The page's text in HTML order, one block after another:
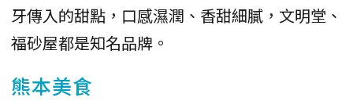
牙傳入的甜點，口感濕潤、香甜細膩，文明堂、
福砂屋都是知名品牌。
熊本美食